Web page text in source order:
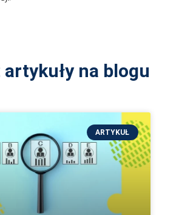
artykuły na blogu
ARTYKUŁ